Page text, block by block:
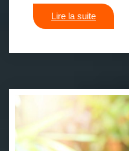
Lire la suite